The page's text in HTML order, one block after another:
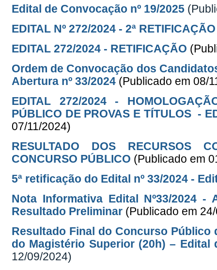
Edital de Convocação nº 19/2025
EDITAL Nº 272/2024 - 2ª RETIFICAÇÃO
EDITAL 272/2024 - RETIFICAÇÃO
Ordem de Convocação dos
Abertura nº 33/2024 (Publicado em 08/
EDITAL 272/2024 -
PÚBLICO DE PROVAS E TÍTULOS -
07/11/2024)
RESULTADO DOS RECURSOS
CONCURSO PÚBLICO (Publicado em
5ª retificação do Edital nº 33/2024 -
Nota Informativa Edital Nº33/2024
Resultado Preliminar (Publicado em
Resultado Final do Concurso
do Magistério Superior (20h) – Edital
12/09/2024)